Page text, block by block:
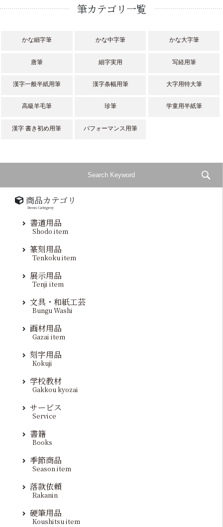
筆カテゴリ一覧
かな細字筆 かな中字筆 かな大字筆
唐筆 細字実用 写経用筆
漢字一般半紙用筆 漢字条幅用筆 大字用特大筆
高級羊毛筆 珍筆 学童用半紙筆
漢字 書き初め用筆 パフォーマンス用筆
商品カテゴリ
Item Categroy
書道用品
Shodo item
篆刻用品
Tenkoku item
展示用品
Tenji item
文具・和紙工芸
Bungu Washi
画材用品
Gazai item
刻字用品
Kokuji
学校教材
Gakkou kyozai
サービス
Service
書籍
Books
季節商品
Season item
落款依頼
Rakanin
硬筆用品
Koushitsu item